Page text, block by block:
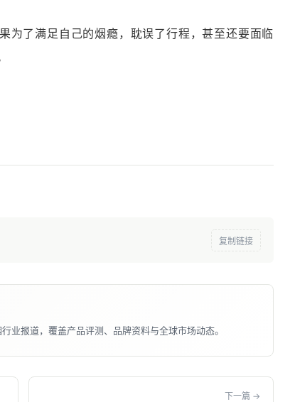
为了满足自己的烟瘾，耽误了行程，甚至还要面临
复制链接
业报道，覆盖产品评测、品牌资料与全球市场动态。
下一篇 →